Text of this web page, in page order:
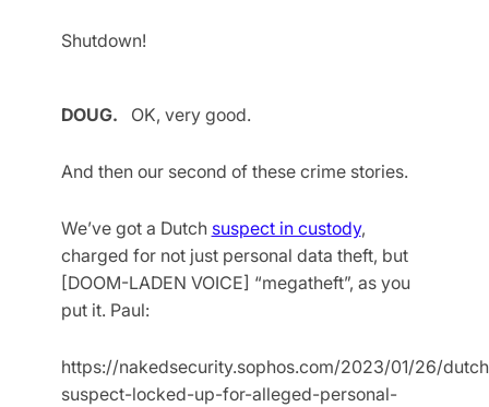
Shutdown!
DOUG. OK, very good.
And then our second of these crime stories.
We’ve got a Dutch suspect in custody,
charged for not just personal data theft, but
[DOOM-LADEN VOICE] “megatheft”, as you
put it. Paul:
https://nakedsecurity.sophos.com/2023/01/26/
suspect-locked-up-for-alleged-personal-